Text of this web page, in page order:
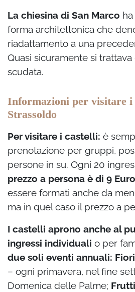
La chiesina di San Marco
forma architettonica che
riadattamento a una
Quasi sicuramente si
scudata.
Informazioni per visitare i
Strassoldo
Per visitare i castelli: è
prenotazione per gruppi,
persone in su. Ogni 20
prezzo a persona è di 9
essere formati anche da
ma in quel caso il prezzo a
I castelli aprono anche al
ingressi individuali o per
due soli eventi annuali:
– ogni primavera, nel fine
Domenica delle Palme;